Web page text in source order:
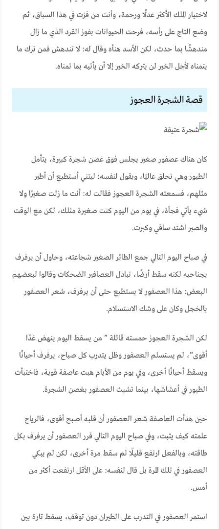
لاختيار الملك الأكثر عدلًا ورحمة، وأنت من فزت في هذا السباق، ثم
وضع التاج على رأسه، فرحت الحيوانات بفوز القرد الذي ما زال
مندهشًا بما حدث، لكن الأسد هنأه وقال له: لا تندهش فمن ترك ما
يتمناه لأجل الخير لن يتركه الخير إلا أن يأتيه بما تمناه.
قصة الشجرة العجوز
كان هناك عصفور صغير يجلس فوق غصن شجرة كبيرة، يتأمل
الطيور وهي تحلق عاليًا، ويقول لنفسه: ليتني أستطيع أن أطير
مثلهم، فسمعته الشجرة العجوز فقالت له: أنت ما زلت صغيرًا ولا
شيء يأتي فجأة، في يوم من اليوم كنت صغيرة مثلك، لكن مع الوقت
والصبر اشتد ساقي وكبرت.
في صباح اليوم التالي جمع الطائر الصغير شجاعته، وحاول أن يرفرف
بجناحيه لكنه سقط أرضًا، تبادل العصافير الضحكات وقالوا لبعضهم
البعض: هذا العصفور لا يستطيع حتى أن يرفرف، شعر العصفور
بالخجل وكان على وشك الاستسلام.
لكن الشجرة العجوز حمسته قائلة ” من يسقط اليوم ينهض غدًا
أقوى”، لم يستسلم العصفور وظل يتدرب كل صباح، يرفرف أحيانًا
ويسقط أحيانًا أخرى، وفي يوم من الأيام هبت عاصفة قوية، فاختبأت
الطيور في أعشاشها، بينما تشبث العصفور بغصن الشجرة.
حين هدأت العاصفة شعر العصفور أن قلبه أصبح أقوى، فالرياح
علمته كيف يثبت، وفي صباح اليوم التالي قرر العصفور أن يرفرف بكل
طاقته، وبالفعل ارتفع قليلًا ثم سقط مرة أخرى، لكن لم يبكي
العصفور في تلك المرة بل قال لنفسه: على الأقل ارتفعت أكثر من
أمس.
استمر العصفور في التدرب على الطيران دون توقف، يسقط تارة بين